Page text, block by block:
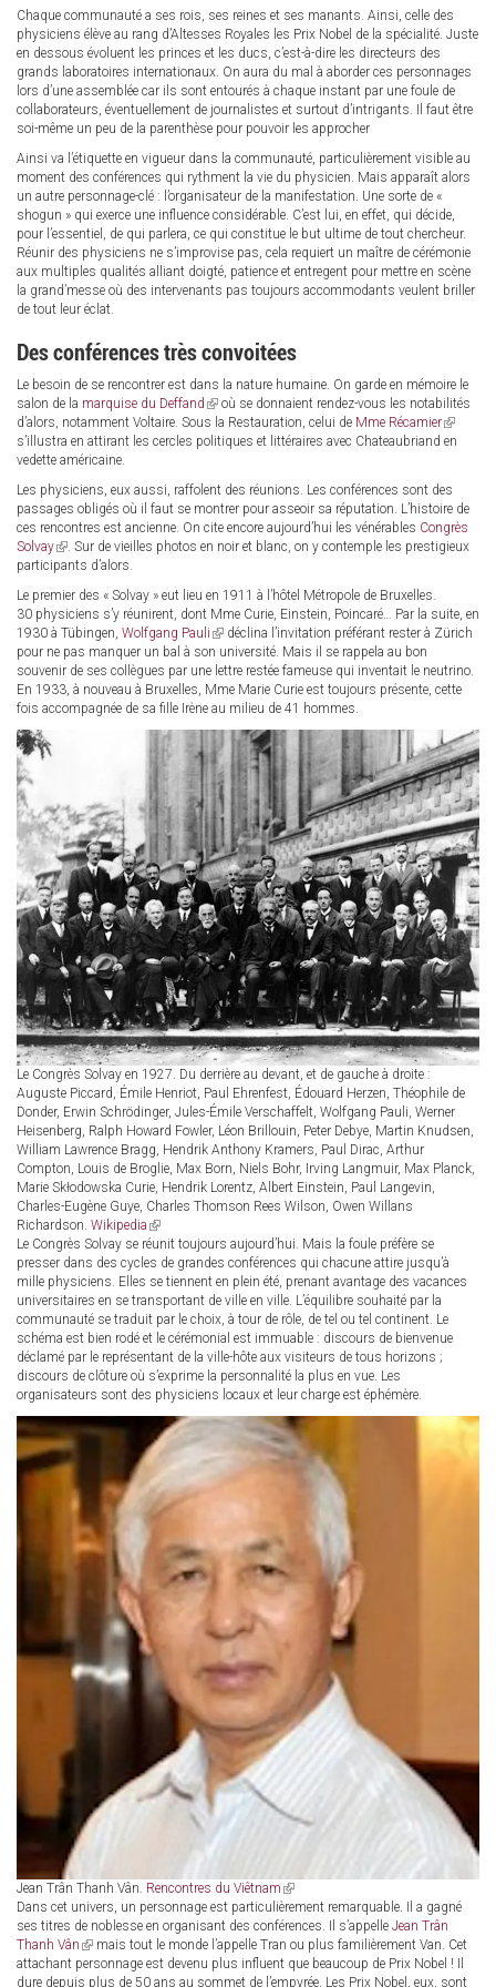
external)
external)
Chaque communauté a ses rois, ses reines et ses manants. Ainsi, celle des
physiciens élève au rang d’Altesses Royales les Prix Nobel de la spécialité. Juste
en dessous évoluent les princes et les ducs, c’est-à-dire les directeurs des
grands laboratoires internationaux. On aura du mal à aborder ces personnages
lors d’une assemblée car ils sont entourés à chaque instant par une foule de
collaborateurs, éventuellement de journalistes et surtout d’intrigants. Il faut être
soi-même un peu de la parenthèse pour pouvoir les approcher
Ainsi va l’étiquette en vigueur dans la communauté, particulièrement visible au
moment des conférences qui rythment la vie du physicien. Mais apparaît alors
un autre personnage-clé : l’organisateur de la manifestation. Une sorte de «
shogun » qui exerce une influence considérable. C’est lui, en effet, qui décide,
pour l’essentiel, de qui parlera, ce qui constitue le but ultime de tout chercheur.
Réunir des physiciens ne s’improvise pas, cela requiert un maître de cérémonie
aux multiples qualités alliant doigté, patience et entregent pour mettre en scène
la grand’messe où des intervenants pas toujours accommodants veulent briller
de tout leur éclat.
Des conférences très convoitées
Le besoin de se rencontrer est dans la nature humaine. On garde en mémoire le
salon de la marquise du Deffand (link
is
external)
où se donnaient rendez-vous les notabilités
d’alors, notamment Voltaire. Sous la Restauration, celui de Mme Récamier(link
is
s’illustra en attirant les cercles politiques et littéraires avec Chateaubriand en
vedette américaine.
Les physiciens, eux aussi, raffolent des réunions. Les conférences sont des
passages obligés où il faut se montrer pour asseoir sa réputation. L’histoire de
ces rencontres est ancienne. On cite encore aujourd’hui les vénérables Congrès
Solvay(link
is
. Sur de vieilles photos en noir et blanc, on y contemple les prestigieux
participants d’alors.
Le premier des « Solvay » eut lieu en 1911 à l’hôtel Métropole de Bruxelles.
30 physiciens s’y réunirent, dont Mme Curie, Einstein, Poincaré… Par la suite, en
1930 à Tübingen, Wolfgang Pauli (link
is
external)
déclina l’invitation préférant rester à Zürich
pour ne pas manquer un bal à son université. Mais il se rappela au bon
souvenir de ses collègues par une lettre restée fameuse qui inventait le neutrino.
En 1933, à nouveau à Bruxelles, Mme Marie Curie est toujours présente, cette
fois accompagnée de sa fille Irène au milieu de 41 hommes.
Le Congrès Solvay en 1927. Du derrière au devant, et de gauche à droite :
Auguste Piccard, Émile Henriot, Paul Ehrenfest, Édouard Herzen, Théophile de
Donder, Erwin Schrödinger, Jules-Émile Verschaffelt, Wolfgang Pauli, Werner
Heisenberg, Ralph Howard Fowler, Léon Brillouin, Peter Debye, Martin Knudsen,
William Lawrence Bragg, Hendrik Anthony Kramers, Paul Dirac, Arthur
Compton, Louis de Broglie, Max Born, Niels Bohr, Irving Langmuir, Max Planck,
Marie Skłodowska Curie, Hendrik Lorentz, Albert Einstein, Paul Langevin,
Charles-Eugène Guye, Charles Thomson Rees Wilson, Owen Willans
Richardson. Wikipedia (link
is
external)
Le Congrès Solvay se réunit toujours aujourd’hui. Mais la foule préfère se
presser dans des cycles de grandes conférences qui chacune attire jusqu’à
mille physiciens. Elles se tiennent en plein été, prenant avantage des vacances
universitaires en se transportant de ville en ville. L’équilibre souhaité par la
communauté se traduit par le choix, à tour de rôle, de tel ou tel continent. Le
schéma est bien rodé et le cérémonial est immuable : discours de bienvenue
déclamé par le représentant de la ville-hôte aux visiteurs de tous horizons ;
discours de clôture où s’exprime la personnalité la plus en vue. Les
organisateurs sont des physiciens locaux et leur charge est éphémère.
Jean Trân Thanh Vân. Rencontres du Viêtnam (link
is
external)
Dans cet univers, un personnage est particulièrement remarquable. Il a gagné
ses titres de noblesse en organisant des conférences. Il s’appelle Jean Trân
Thanh Vân (link
is
external)
mais tout le monde l’appelle Tran ou plus familièrement Van. Cet
attachant personnage est devenu plus influent que beaucoup de Prix Nobel ! Il
dure depuis plus de 50 ans au sommet de l’empyrée. Les Prix Nobel, eux, sont